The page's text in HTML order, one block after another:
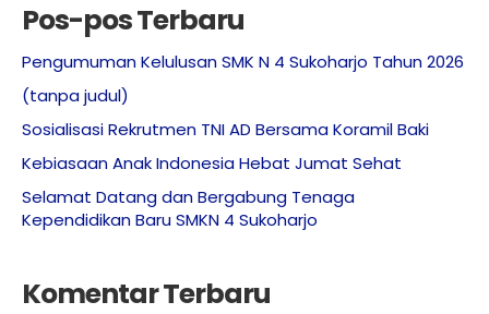
PPDB
Info dan SK
Alumni
Download
Sepak Bola
Futsal
Bola Volly
Bulu Tangkis
Bahasa Inggris
Seni Musik
Pos-pos Terbaru
Pengumuman Kelulusan SMK N 4 Sukoharjo Tahun 2026
(tanpa judul)
Sosialisasi Rekrutmen TNI AD Bersama Koramil Baki
Kebiasaan Anak Indonesia Hebat Jumat Sehat
Selamat Datang dan Bergabung Tenaga
Kependidikan Baru SMKN 4 Sukoharjo
Komentar Terbaru